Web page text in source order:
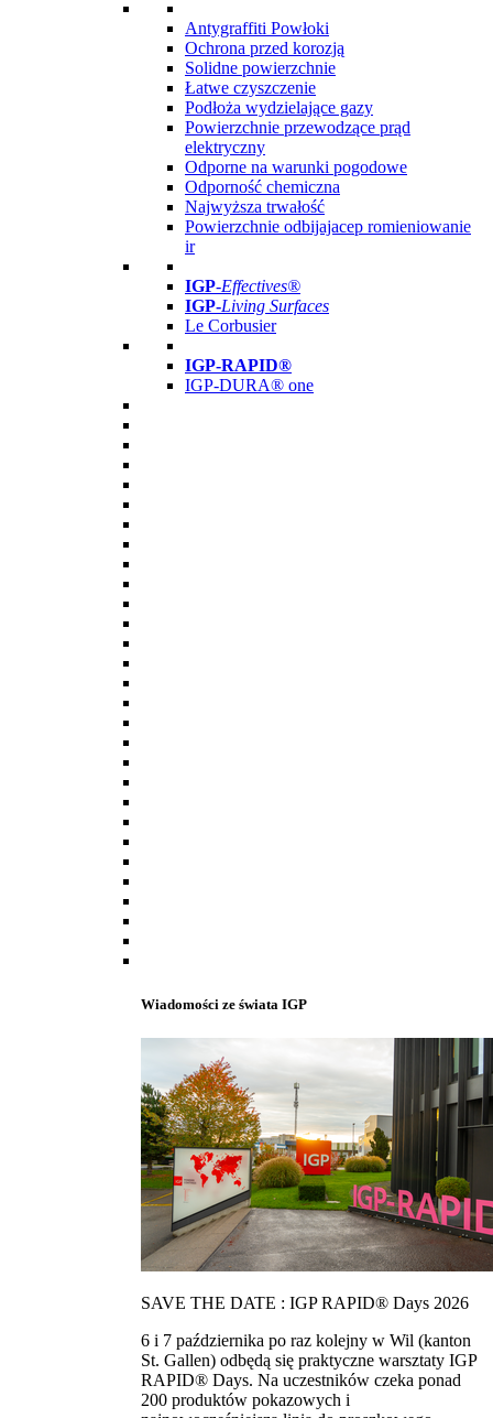
Antygraffiti Powłoki
Ochrona przed korozją
Solidne powierzchnie
Łatwe czyszczenie
Podłoża wydzielające gazy
Powierzchnie przewodzące prąd
elektryczny
Odporne na warunki pogodowe
Odporność chemiczna
Najwyższa trwałość
Powierzchnie odbijajacep romieniowanie
ir
IGP-Effectives®
IGP-Living Surfaces
Le Corbusier
IGP-RAPID®
IGP-DURA® one
Wiadomości ze świata IGP
SAVE THE DATE : IGP RAPID® Days 2026
6 i 7 października po raz kolejny w Wil (kanton
St. Gallen) odbędą się praktyczne warsztaty IGP
RAPID® Days. Na uczestników czeka ponad
200 produktów pokazowych i